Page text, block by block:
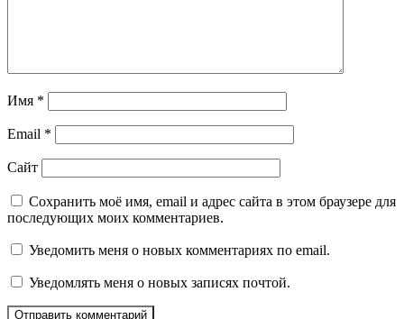
Имя *
Email *
Сайт
Сохранить моё имя, email и адрес сайта в этом браузере для
последующих моих комментариев.
Уведомить меня о новых комментариях по email.
Уведомлять меня о новых записях почтой.